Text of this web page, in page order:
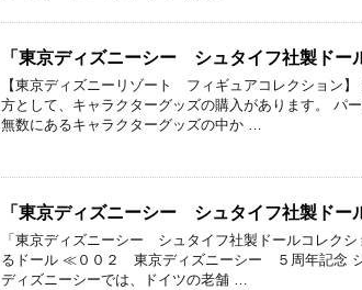
「東京ディズニーシー シュタイフ社製ドー
【東京ディズニーリゾート フィギュアコレクション
方として、キャラクターグッズの購入があります。 パ
無数にあるキャラクターグッズの中か …
「東京ディズニーシー シュタイフ社製ドー
「東京ディズニーシー シュタイフ社製ドールコレク
るドール ≪００２ 東京ディズニーシー ５周年記念
ディズニーシーでは、ドイツの老舗 …